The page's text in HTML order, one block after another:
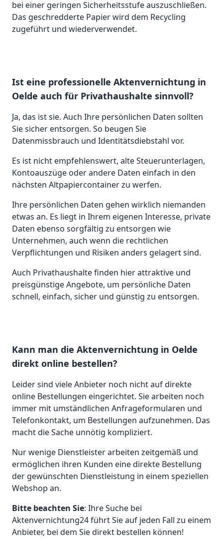
bei einer geringen Sicherheitsstufe auszuschließen.
Das geschredderte Papier wird dem Recycling
zugeführt und wiederverwendet.
Ist eine professionelle Aktenvernichtung in
Oelde auch für Privathaushalte sinnvoll?
Ja, das ist sie. Auch Ihre persönlichen Daten sollten
Sie sicher entsorgen. So beugen Sie
Datenmissbrauch und Identitätsdiebstahl vor.
Es ist nicht empfehlenswert, alte Steuerunterlagen,
Kontoauszüge oder andere Daten einfach in den
nächsten Altpapiercontainer zu werfen.
Ihre persönlichen Daten gehen wirklich niemanden
etwas an. Es liegt in Ihrem eigenen Interesse, private
Daten ebenso sorgfältig zu entsorgen wie
Unternehmen, auch wenn die rechtlichen
Verpflichtungen und Risiken anders gelagert sind.
Auch Privathaushalte finden hier attraktive und
preisgünstige Angebote, um persönliche Daten
schnell, einfach, sicher und günstig zu entsorgen.
Kann man die Aktenvernichtung in Oelde
direkt online bestellen?
Leider sind viele Anbieter noch nicht auf direkte
online Bestellungen eingerichtet. Sie arbeiten noch
immer mit umständlichen Anfrageformularen und
Telefonkontakt, um Bestellungen aufzunehmen. Das
macht die Sache unnötig kompliziert.
Nur wenige Dienstleister arbeiten zeitgemäß und
ermöglichen ihren Kunden eine direkte Bestellung
der gewünschten Dienstleistung in einem speziellen
Webshop an.
Bitte beachten Sie: Ihre Suche bei
Aktenvernichtung24 führt Sie auf jeden Fall zu einem
Anbieter, bei dem Sie direkt bestellen können!